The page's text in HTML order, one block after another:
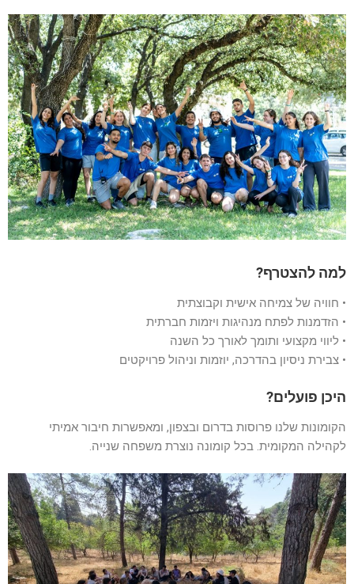
למה להצטרף?
• חוויה של צמיחה אישית וקבוצתית
• הזדמנות לפתח מנהיגות ויזמות חברתית
• ליווי מקצועי ותומך לאורך כל השנה
• צבירת ניסיון בהדרכה, יוזמות וניהול פרויקטים
היכן פועלים?
הקומונות שלנו פרוסות בדרום ובצפון, ומאפשרות חיבור אמיתי
לקהילה המקומית. בכל קומונה נוצרת משפחה שנייה.